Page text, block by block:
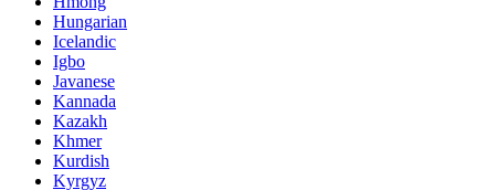
Hungarian
Icelandic
Igbo
Javanese
Kannada
Kazakh
Khmer
Kurdish
Kyrgyz